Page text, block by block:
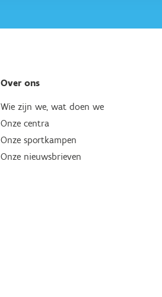
Over ons
Wie zijn we, wat doen we
Onze centra
Onze sportkampen
Onze nieuwsbrieven